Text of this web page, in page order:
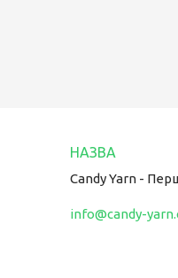
Candy Yarn -
info@candy-